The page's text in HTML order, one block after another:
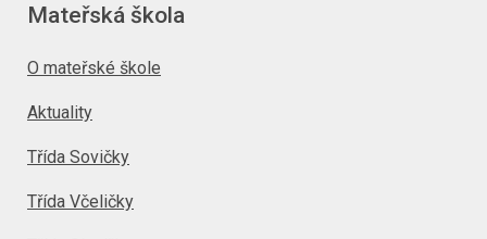
Mateřská škola
O mateřské škole
Aktuality
Třída Sovičky
Třída Včeličky